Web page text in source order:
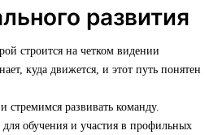
развития
строится на четком видении
куда движется, и этот путь понятен
стремимся развивать команду.
обучения и участия в профильных